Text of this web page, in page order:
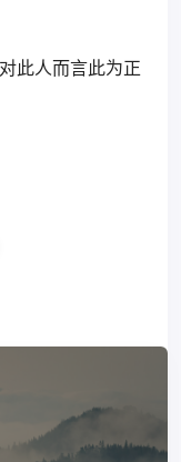
此人而言此为正